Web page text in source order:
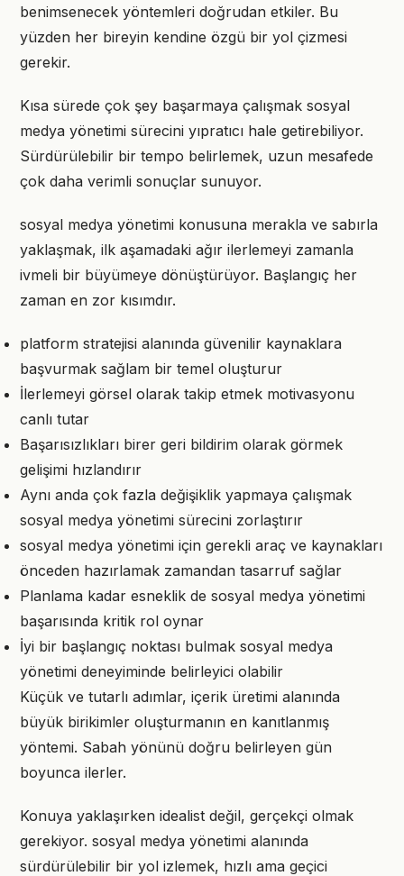
benimsenecek yöntemleri doğrudan etkiler. Bu
yüzden her bireyin kendine özgü bir yol çizmesi
gerekir.
Kısa sürede çok şey başarmaya çalışmak sosyal
medya yönetimi sürecini yıpratıcı hale getirebiliyor.
Sürdürülebilir bir tempo belirlemek, uzun mesafede
çok daha verimli sonuçlar sunuyor.
sosyal medya yönetimi konusuna merakla ve sabırla
yaklaşmak, ilk aşamadaki ağır ilerlemeyi zamanla
ivmeli bir büyümeye dönüştürüyor. Başlangıç her
zaman en zor kısımdır.
platform stratejisi alanında güvenilir kaynaklara
başvurmak sağlam bir temel oluşturur
İlerlemeyi görsel olarak takip etmek motivasyonu
canlı tutar
Başarısızlıkları birer geri bildirim olarak görmek
gelişimi hızlandırır
Aynı anda çok fazla değişiklik yapmaya çalışmak
sosyal medya yönetimi sürecini zorlaştırır
sosyal medya yönetimi için gerekli araç ve kaynakları
önceden hazırlamak zamandan tasarruf sağlar
Planlama kadar esneklik de sosyal medya yönetimi
başarısında kritik rol oynar
İyi bir başlangıç noktası bulmak sosyal medya
yönetimi deneyiminde belirleyici olabilir
Küçük ve tutarlı adımlar, içerik üretimi alanında
büyük birikimler oluşturmanın en kanıtlanmış
yöntemi. Sabah yönünü doğru belirleyen gün
boyunca ilerler.
Konuya yaklaşırken idealist değil, gerçekçi olmak
gerekiyor. sosyal medya yönetimi alanında
sürdürülebilir bir yol izlemek, hızlı ama geçici